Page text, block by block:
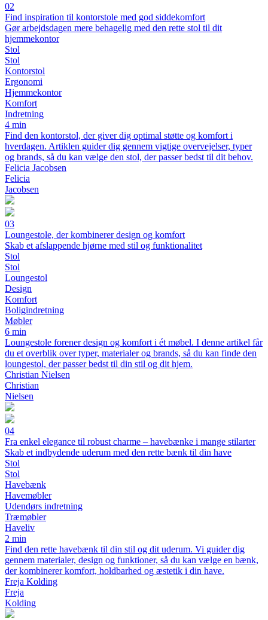
02
Find inspiration til kontorstole med god siddekomfort
Gør arbejdsdagen mere behagelig med den rette stol til dit
hjemmekontor
Stol
Stol
Kontorstol
Ergonomi
Hjemmekontor
Komfort
Indretning
4 min
Find den kontorstol, der giver dig optimal støtte og komfort i
hverdagen. Artiklen guider dig gennem vigtige overvejelser, typer
og brands, så du kan vælge den stol, der passer bedst til dit behov.
Felicia Jacobsen
Felicia
Jacobsen
03
Loungestole, der kombinerer design og komfort
Skab et afslappende hjørne med stil og funktionalitet
Stol
Stol
Loungestol
Design
Komfort
Boligindretning
Møbler
6 min
Loungestole forener design og komfort i ét møbel. I denne artikel får
du et overblik over typer, materialer og brands, så du kan finde den
loungestol, der passer bedst til din stil og dit hjem.
Christian Nielsen
Christian
Nielsen
04
Fra enkel elegance til robust charme – havebænke i mange stilarter
Skab et indbydende uderum med den rette bænk til din have
Stol
Stol
Havebænk
Havemøbler
Udendørs indretning
Træmøbler
Haveliv
2 min
Find den rette havebænk til din stil og dit uderum. Vi guider dig
gennem materialer, design og funktioner, så du kan vælge en bænk,
der kombinerer komfort, holdbarhed og æstetik i din have.
Freja Kolding
Freja
Kolding